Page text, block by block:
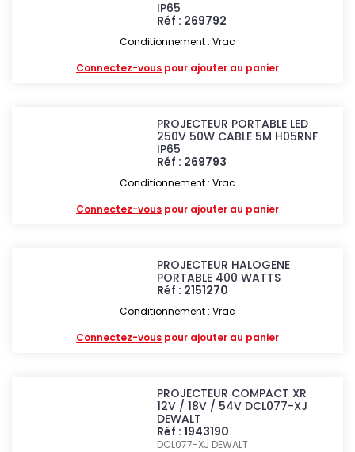
IP65
Réf : 269792
Conditionnement : Vrac
Connectez-vous pour ajouter au panier
PROJECTEUR PORTABLE LED
250V 50W CABLE 5M H05RNF
IP65
Réf : 269793
Conditionnement : Vrac
Connectez-vous pour ajouter au panier
PROJECTEUR HALOGENE
PORTABLE 400 WATTS
Réf : 2151270
Conditionnement : Vrac
Connectez-vous pour ajouter au panier
PROJECTEUR COMPACT XR
12V / 18V / 54V DCL077-XJ
DEWALT
Réf : 1943190
DCL077-XJ DEWALT